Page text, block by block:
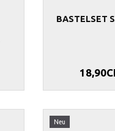
BASTELSET
Neu